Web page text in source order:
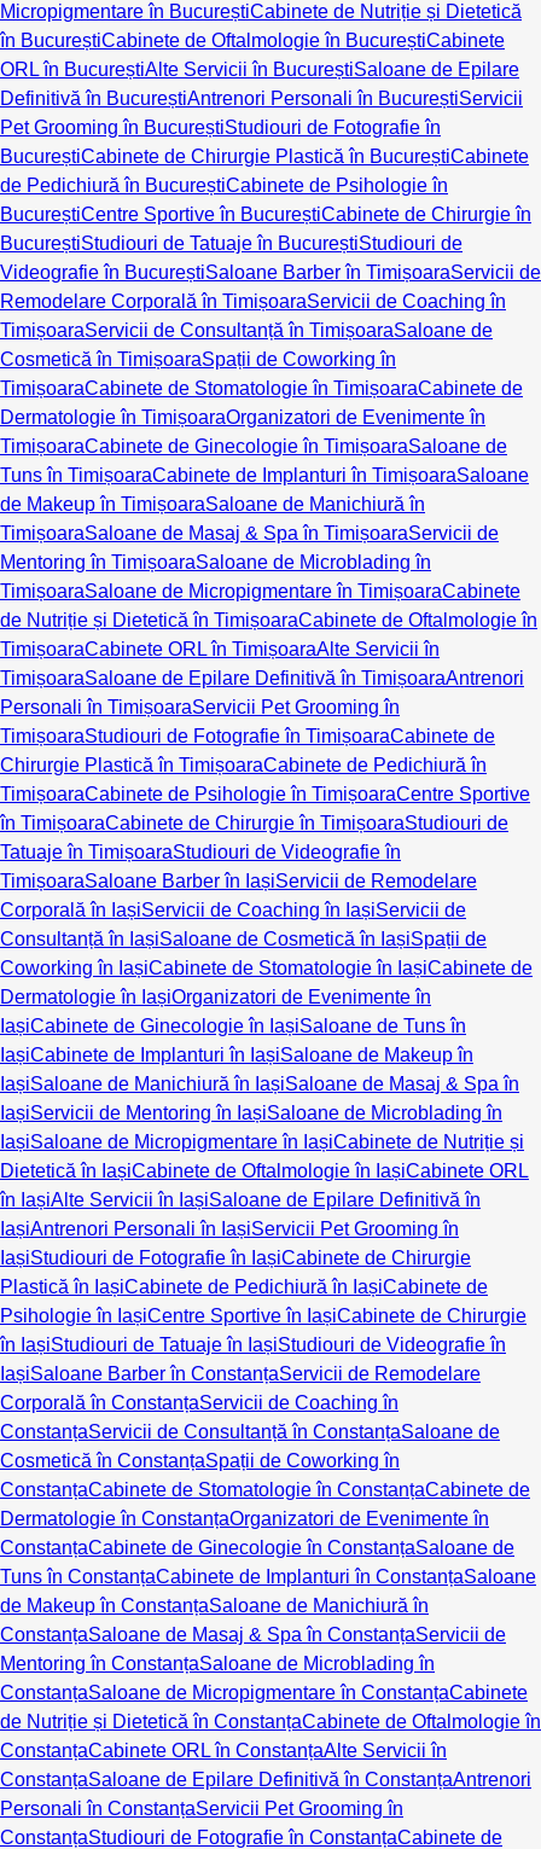
Micropigmentare în BucureștiCabinete de Nutriție și Dietetică
în BucureștiCabinete de Oftalmologie în BucureștiCabinete
ORL în BucureștiAlte Servicii în BucureștiSaloane de Epilare
Definitivă în BucureștiAntrenori Personali în BucureștiServicii
Pet Grooming în BucureștiStudiouri de Fotografie în
BucureștiCabinete de Chirurgie Plastică în BucureștiCabinete
de Pedichiură în BucureștiCabinete de Psihologie în
BucureștiCentre Sportive în BucureștiCabinete de Chirurgie în
BucureștiStudiouri de Tatuaje în BucureștiStudiouri de
Videografie în BucureștiSaloane Barber în TimișoaraServicii de
Remodelare Corporală în TimișoaraServicii de Coaching în
TimișoaraServicii de Consultanță în TimișoaraSaloane de
Cosmetică în TimișoaraSpații de Coworking în
TimișoaraCabinete de Stomatologie în TimișoaraCabinete de
Dermatologie în TimișoaraOrganizatori de Evenimente în
TimișoaraCabinete de Ginecologie în TimișoaraSaloane de
Tuns în TimișoaraCabinete de Implanturi în TimișoaraSaloane
de Makeup în TimișoaraSaloane de Manichiură în
TimișoaraSaloane de Masaj & Spa în TimișoaraServicii de
Mentoring în TimișoaraSaloane de Microblading în
TimișoaraSaloane de Micropigmentare în TimișoaraCabinete
de Nutriție și Dietetică în TimișoaraCabinete de Oftalmologie în
TimișoaraCabinete ORL în TimișoaraAlte Servicii în
TimișoaraSaloane de Epilare Definitivă în TimișoaraAntrenori
Personali în TimișoaraServicii Pet Grooming în
TimișoaraStudiouri de Fotografie în TimișoaraCabinete de
Chirurgie Plastică în TimișoaraCabinete de Pedichiură în
TimișoaraCabinete de Psihologie în TimișoaraCentre Sportive
în TimișoaraCabinete de Chirurgie în TimișoaraStudiouri de
Tatuaje în TimișoaraStudiouri de Videografie în
TimișoaraSaloane Barber în IașiServicii de Remodelare
Corporală în IașiServicii de Coaching în IașiServicii de
Consultanță în IașiSaloane de Cosmetică în IașiSpații de
Coworking în IașiCabinete de Stomatologie în IașiCabinete de
Dermatologie în IașiOrganizatori de Evenimente în
IașiCabinete de Ginecologie în IașiSaloane de Tuns în
IașiCabinete de Implanturi în IașiSaloane de Makeup în
IașiSaloane de Manichiură în IașiSaloane de Masaj & Spa în
IașiServicii de Mentoring în IașiSaloane de Microblading în
IașiSaloane de Micropigmentare în IașiCabinete de Nutriție și
Dietetică în IașiCabinete de Oftalmologie în IașiCabinete ORL
în IașiAlte Servicii în IașiSaloane de Epilare Definitivă în
IașiAntrenori Personali în IașiServicii Pet Grooming în
IașiStudiouri de Fotografie în IașiCabinete de Chirurgie
Plastică în IașiCabinete de Pedichiură în IașiCabinete de
Psihologie în IașiCentre Sportive în IașiCabinete de Chirurgie
în IașiStudiouri de Tatuaje în IașiStudiouri de Videografie în
IașiSaloane Barber în ConstanțaServicii de Remodelare
Corporală în ConstanțaServicii de Coaching în
ConstanțaServicii de Consultanță în ConstanțaSaloane de
Cosmetică în ConstanțaSpații de Coworking în
ConstanțaCabinete de Stomatologie în ConstanțaCabinete de
Dermatologie în ConstanțaOrganizatori de Evenimente în
ConstanțaCabinete de Ginecologie în ConstanțaSaloane de
Tuns în ConstanțaCabinete de Implanturi în ConstanțaSaloane
de Makeup în ConstanțaSaloane de Manichiură în
ConstanțaSaloane de Masaj & Spa în ConstanțaServicii de
Mentoring în ConstanțaSaloane de Microblading în
ConstanțaSaloane de Micropigmentare în ConstanțaCabinete
de Nutriție și Dietetică în ConstanțaCabinete de Oftalmologie în
ConstanțaCabinete ORL în ConstanțaAlte Servicii în
ConstanțaSaloane de Epilare Definitivă în ConstanțaAntrenori
Personali în ConstanțaServicii Pet Grooming în
ConstanțaStudiouri de Fotografie în ConstanțaCabinete de